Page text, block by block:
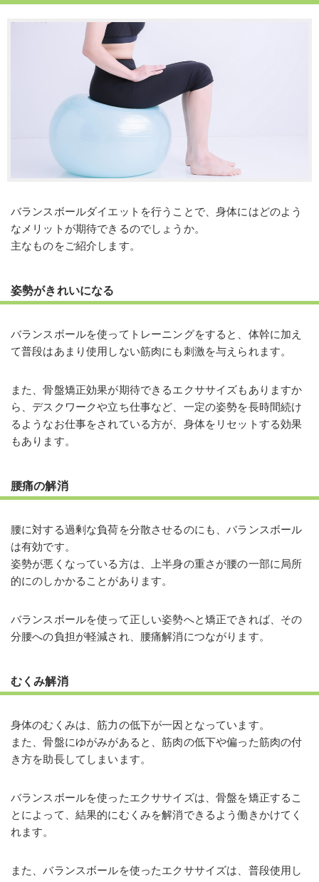
バランスボールダイエットを行うことで、身体にはどのよう
なメリットが期待できるのでしょうか。
主なものをご紹介します。
姿勢がきれいになる
バランスボールを使ってトレーニングをすると、体幹に加え
て普段はあまり使用しない筋肉にも刺激を与えられます。
また、骨盤矯正効果が期待できるエクササイズもありますか
ら、デスクワークや立ち仕事など、一定の姿勢を長時間続け
るようなお仕事をされている方が、身体をリセットする効果
もあります。
腰痛の解消
腰に対する過剰な負荷を分散させるのにも、バランスボール
は有効です。
姿勢が悪くなっている方は、上半身の重さが腰の一部に局所
的にのしかかることがあります。
バランスボールを使って正しい姿勢へと矯正できれば、その
分腰への負担が軽減され、腰痛解消につながります。
むくみ解消
身体のむくみは、筋力の低下が一因となっています。
また、骨盤にゆがみがあると、筋肉の低下や偏った筋肉の付
き方を助長してしまいます。
バランスボールを使ったエクササイズは、骨盤を矯正するこ
とによって、結果的にむくみを解消できるよう働きかけてく
れます。
また、バランスボールを使ったエクササイズは、普段使用し